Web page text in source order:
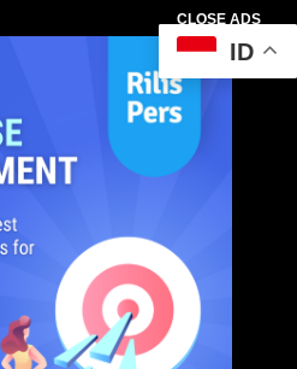
CLOSE ADS
ID